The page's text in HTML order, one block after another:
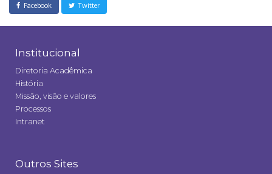
Facebook Twitter
Institucional
Diretoria Acadêmica
História
Missão, visão e valores
Processos
Intranet
Outros Sites